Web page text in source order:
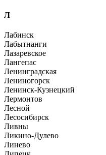
Л
Лабинск
Лабытнанги
Лазаревское
Лангепас
Ленинградская
Лениногорск
Ленинск-Кузнецкий
Лермонтов
Лесной
Лесосибирск
Ливны
Ликино-Дулево
Линево